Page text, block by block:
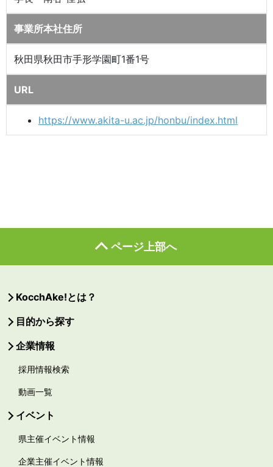
事業所本社住所
秋田県秋田市手形学園町1番1号
URL
https://www.akita-u.ac.jp/honbu/index.html
ページ上部へ
KocchAke!とは？
目的から探す
企業情報
採用情報検索
動画一覧
イベント
県主催イベント情報
企業主催イベント情報